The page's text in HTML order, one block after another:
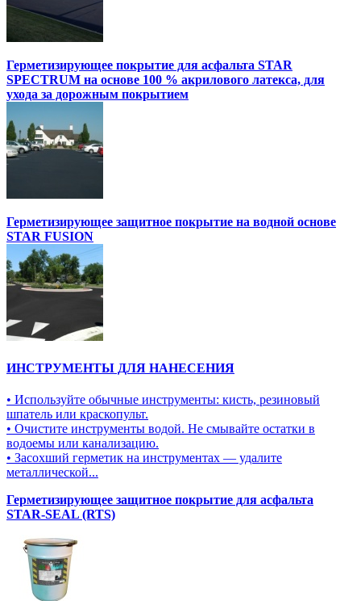
Герметизирующее покрытие для асфальта STAR
SPECTRUM на основе 100 % акрилового латекса, для
ухода за дорожным покрытием
Герметизирующее защитное покрытие на водной основе
STAR FUSION
ИНСТРУМЕНТЫ ДЛЯ НАНЕСЕНИЯ
• Используйте обычные инструменты: кисть, резиновый
шпатель или краскопульт.
• Очистите инструменты водой. Не смывайте остатки в
водоемы или канализацию.
• Засохший герметик на инструментах — удалите
металлической...
Герметизирующее защитное покрытие для асфальта
STAR-SEAL (RTS)